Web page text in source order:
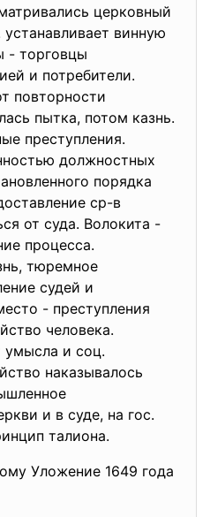
церковный
винную
- торговцы
и потребители.
повторности
пытка, потом казнь.
преступления.
должностных
порядка
ср-в
от суда. Волокита -
процесса.
тюремное
судей и
- преступления
человека.
умысла и соц.
наказывалось
и в суде, на гос.
талиона.
Уложение 1649 года